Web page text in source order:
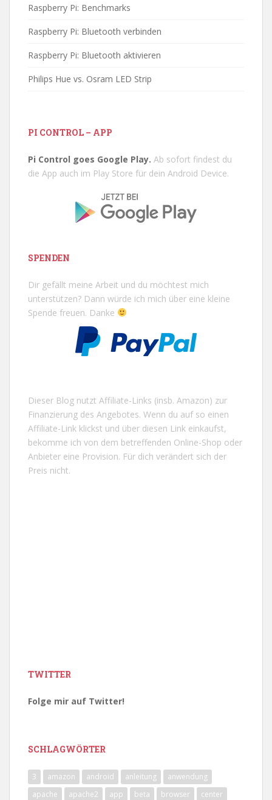
Raspberry Pi: Benchmarks
Raspberry Pi: Bluetooth verbinden
Raspberry Pi: Bluetooth aktivieren
Philips Hue vs. Osram LED Strip
PI CONTROL – APP
Pi Control goes Google Play. Ab sofort findest du
die App auch im Play Store für dein Android Device.
SPENDEN
Dir gefällt meine Arbeit und du möchtest mich
unterstützen? Dann würde ich mich über eine kleine
Spende freuen. Danke
Dieser Blog nutzt Affiliate-Links (insb. Amazon) zur
Finanzierung des Angebotes. Wenn du auf so einen
Affiliate-Link klickst und über diesen Link einkaufst,
bekomme ich von dem betreffenden Online-Shop oder
Anbieter eine Provision. Für dich verändert sich der
Preis nicht.
TWITTER
Folge mir auf Twitter!
SCHLAGWÖRTER
3 amazon android anleitung
anwendung
apache
apache2 app beta browser center